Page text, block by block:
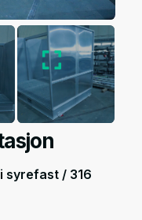
syrefast / 316